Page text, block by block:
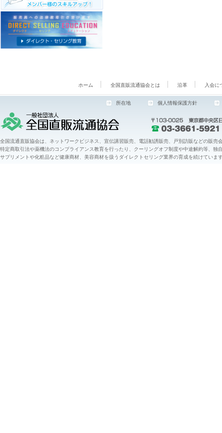
ホーム 全国直販流通協会とは 沿革 入会に
所在地 個人情報保護方針
全国流通直販協会は、ネットワークビジネス、宣伝講習販売、電話勧誘販売、戸別訪販などの販売
特定商取引法や薬機法のコンプライアンス教育を行ったり、クーリングオフ制度や中途解約等、
サプリメントや化粧品など健康商材、美容商材を扱うダイレクトセリング業界の育成を続けていま